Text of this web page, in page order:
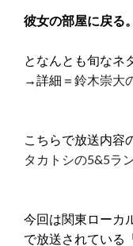
彼女の部屋に戻る。
となんとも旬なネ
→詳細＝ 鈴木崇大
こちらで放送内容
タカトシの5&5ラ
今回は関東ローカ
で放送されている